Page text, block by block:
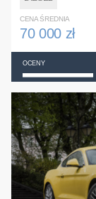
CENA ŚREDNIA
70 000 zł
OCENY